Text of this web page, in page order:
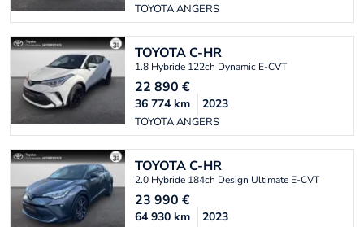
TOYOTA ANGERS
TOYOTAC-HR
1.8 Hybride 122ch Dynamic E-CVT
22 890 €
TOYOTA ANGERS
36 774 km 2023
TOYOTAC-HR
2.0 Hybride 184ch Design Ultimate E-CVT
23 990 €
64 930 km 2023